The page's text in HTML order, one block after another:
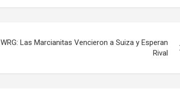
WRG: Las Marcianitas Vencieron a Suiza y Esperan
Rival